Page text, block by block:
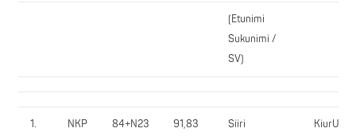
(Etunimi
Sukunimi /
SV)
1. NKP 84+N23 91,83
Siiri
KiurU